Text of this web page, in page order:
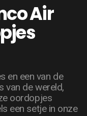
Air
en een van de
van de wereld,
oordopjes
een setje in onze